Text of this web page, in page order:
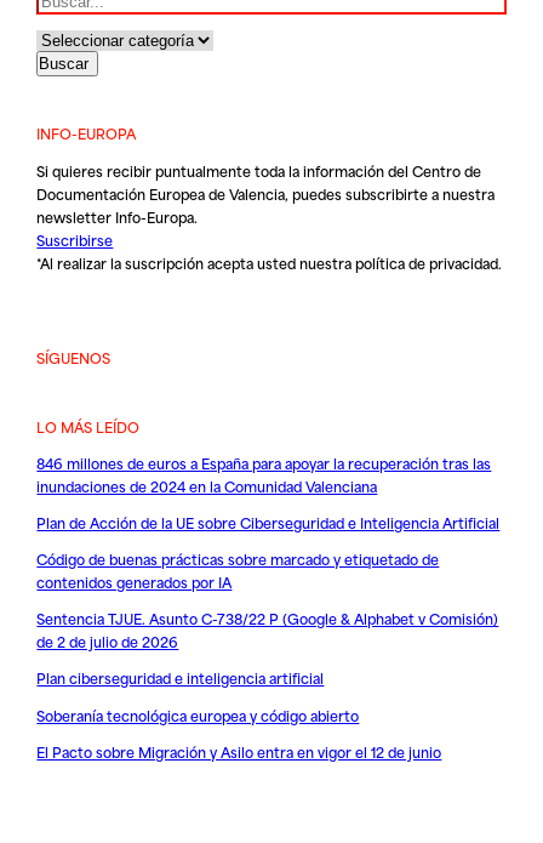
INFO-EUROPA
Si quieres recibir puntualmente toda la información del Centro de
Documentación Europea de Valencia, puedes subscribirte a nuestra
newsletter Info-Europa.
Suscribirse
*Al realizar la suscripción acepta usted nuestrapolítica de privacidad.
SÍGUENOS
LO MÁS LEÍDO
846 millones de euros a España para apoyar la recuperación tras las
inundaciones de 2024 en la Comunidad Valenciana
Plan de Acción de la UE sobre Ciberseguridad e Inteligencia Artificial
Código de buenas prácticas sobre marcado y etiquetado de
contenidos generados por IA
Sentencia TJUE. Asunto C-738/22 P (Google & Alphabet v Comisión)
de 2 de julio de 2026
Plan ciberseguridad e inteligencia artificial
Soberanía tecnológica europea y código abierto
El Pacto sobre Migración y Asilo entra en vigor el 12 de junio